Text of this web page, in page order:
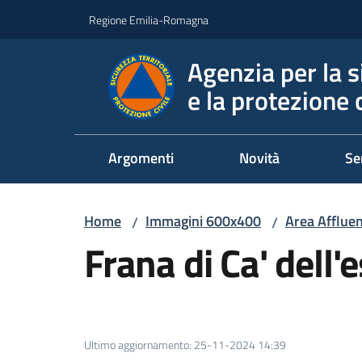
Regione Emilia-Romagna
Agenzia per la
e la protezione
Argomenti Novità
Home / Immagini 600x400 / Area
Frana di Ca'
Ultimo aggiornamento: 25-11-2024 14:39